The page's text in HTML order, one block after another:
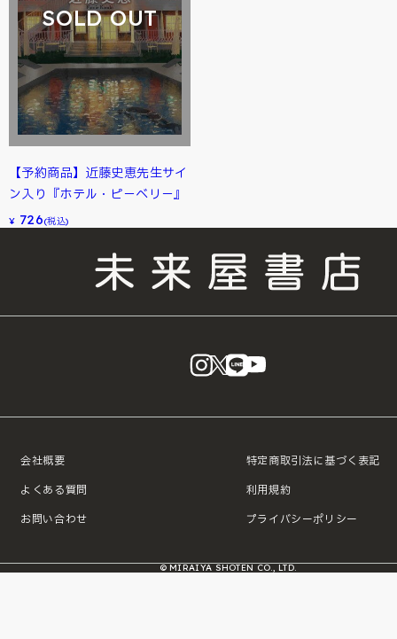
SOLD OUT
【予約商品】近藤史恵先生サイ
ン入り『ホテル・ピ－ベリ－』
¥ 726(税込)
instagram
X LINE
会社概要
よくある質問
お問い合わせ
特定商取引法に基づく表記
利用規約
プライバシーポリシー
© MIRAIYA SHOTEN CO., LTD.